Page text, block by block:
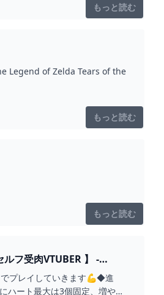
もっと読む
Legend of Zelda Tears of the
もっと読む
もっと読む
でプレイしていきます💪◆進
ート最大は3個固定、増やし